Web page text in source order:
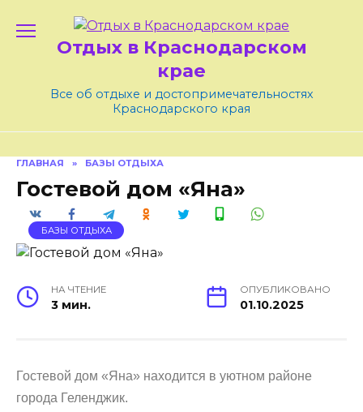
Отдых в Краснодарском
крае
Все об отдыхе и достопримечательностях
Краснодарского края
ГЛАВНАЯ » БАЗЫ ОТДЫХА
Гостевой дом «Яна»
БАЗЫ ОТДЫХА
НА ЧТЕНИЕ
3 мин.
ОПУБЛИКОВАНО
01.10.2025
Гостевой дом «Яна» находится в уютном районе
города Геленджик.